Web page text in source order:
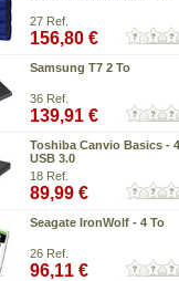
27 Ref.
156,80 €
Samsung T7 2 To
36 Ref.
139,91 €
Toshiba Canvio Basics -
USB 3.0
18 Ref.
89,99 €
Seagate IronWolf - 4 To
26 Ref.
96,11 €